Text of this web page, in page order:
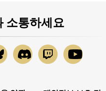
소통하세요